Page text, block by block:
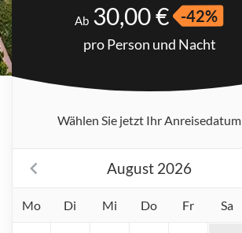
Ab 30,00 € -42%
pro Person und Nacht
Wählen Sie jetzt Ihr Anreisedatum
August 2026
Mo Di Mi Do Fr Sa